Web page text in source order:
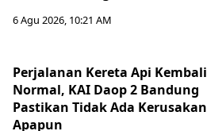
6 Agu 2026, 10:21 AM
Perjalanan Kereta Api Kembali
Normal, KAI Daop 2 Bandung
Pastikan Tidak Ada Kerusakan
Apapun